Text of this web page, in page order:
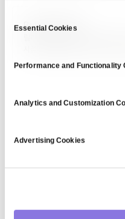
Essential Cookies
Performance and Functionality
Analytics and Customization
Advertising Cookies
Release State
의존성을 모두 포함합니다. 릴리
실행을 재현하고 문제 발생 시 이